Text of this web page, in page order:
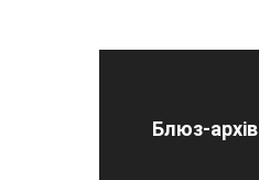
Блюз-архів